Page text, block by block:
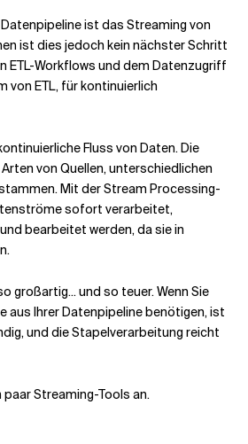
ist das Streaming von
ist dies jedoch kein nächster Schritt
ETL-Workflows und dem Datenzugriff
von ETL, für kontinuierlich
Fluss von Daten. Die
von Quellen, unterschiedlichen
Mit der Stream Processing-
sofort verarbeitet,
bearbeitet werden, da sie in
großartig... und so teuer. Wenn Sie
aus Ihrer Datenpipeline benötigen, ist
und die Stapelverarbeitung reicht
paar Streaming-Tools an.